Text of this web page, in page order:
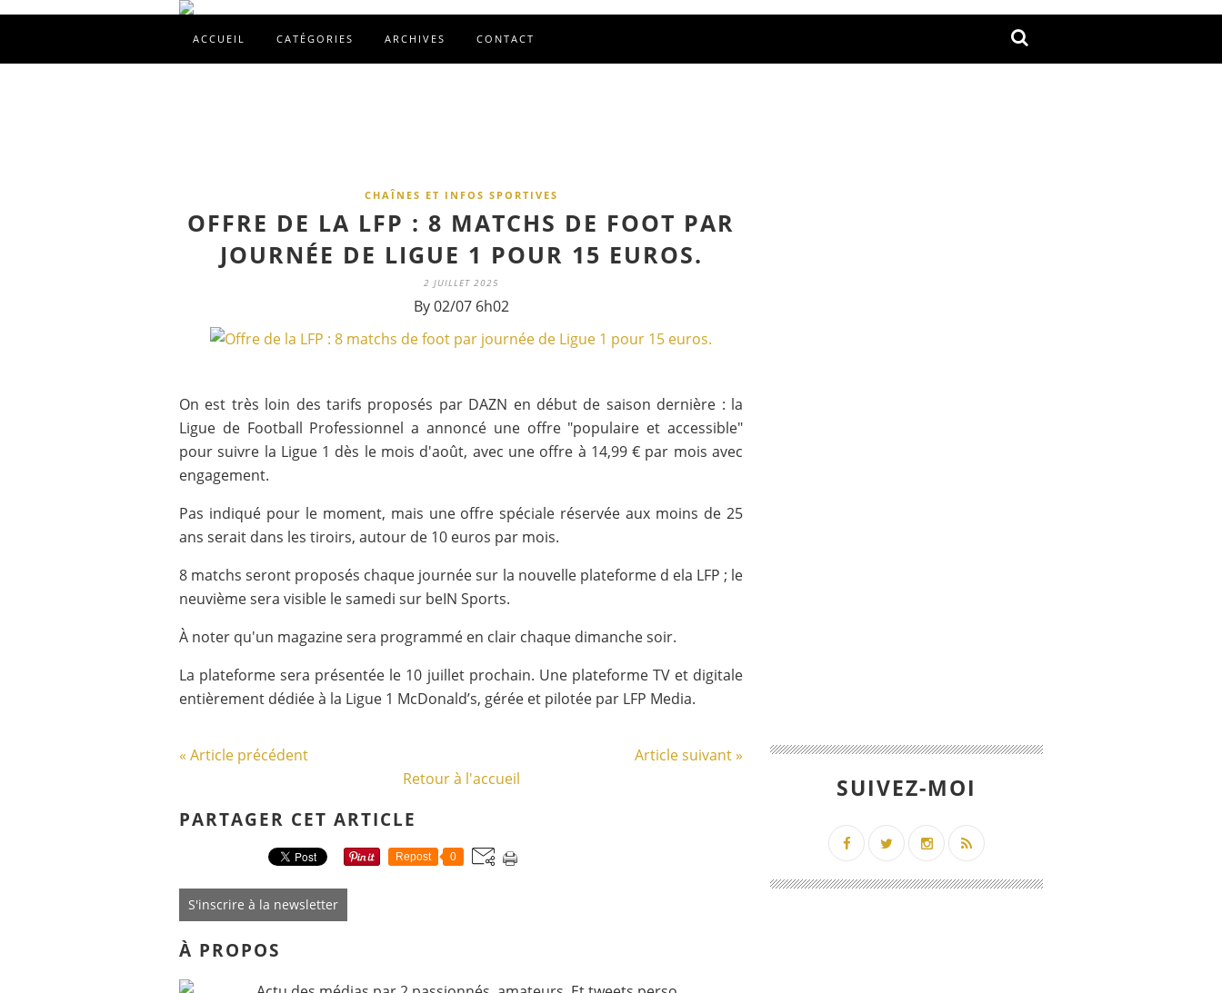
ACCUEIL CATÉGORIES ARCHIVES CONTACT
CHAÎNES ET INFOS SPORTIVES
OFFRE DE LA LFP : 8 MATCHS DE FOOT PAR
JOURNÉE DE LIGUE 1 POUR 15 EUROS.
2 JUILLET 2025
By 02/07 6h02
On est très loin des tarifs proposés par DAZN en début de saison dernière : la
Ligue de Football Professionnel a annoncé une offre "populaire et accessible"
pour suivre la Ligue 1 dès le mois d'août, avec une offre à 14,99 € par mois avec
engagement.
Pas indiqué pour le moment, mais une offre spéciale réservée aux moins de 25
ans serait dans les tiroirs, autour de 10 euros par mois.
8 matchs seront proposés chaque journée sur la nouvelle plateforme d ela LFP ; le
neuvième sera visible le samedi sur beIN Sports.
À noter qu'un magazine sera programmé en clair chaque dimanche soir.
La plateforme sera présentée le 10 juillet prochain. Une plateforme TV et digitale
entièrement dédiée à la Ligue 1 McDonald’s, gérée et pilotée par LFP Media.
« Article précédent
Article suivant »
Retour à l'accueil
PARTAGER CET ARTICLE
Repost 0
S'inscrire à la newsletter
À PROPOS
SUIVEZ-MOI